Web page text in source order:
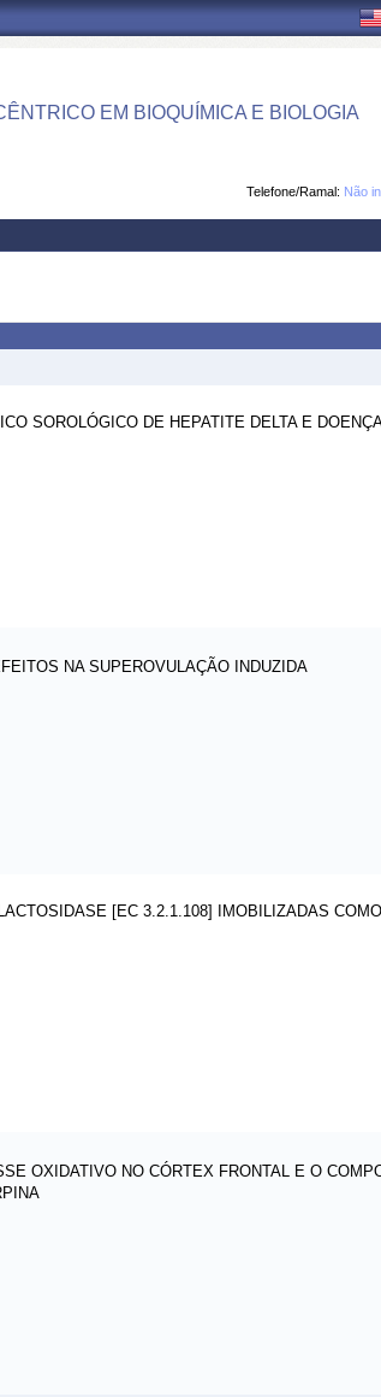
EM BIOQUÍMICA E BIOLOGIA
Telefone/Ramal: Não
SOROLÓGICO DE HEPATITE DELTA E
NA SUPEROVULAÇÃO INDUZIDA
[EC 3.2.1.108] IMOBILIZADAS
OXIDATIVO NO CÓRTEX FRONTAL E O